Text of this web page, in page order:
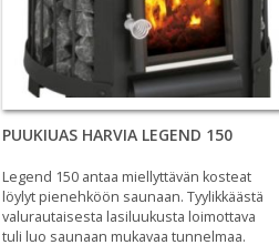
PUUKIUAS HARVIA LEGEND 150
Legend 150 antaa miellyttävän kosteat
löylyt pienehköön saunaan. Tyylikkäästä
valurautaisesta lasiluukusta loimottava
tuli luo saunaan mukavaa tunnelmaa.